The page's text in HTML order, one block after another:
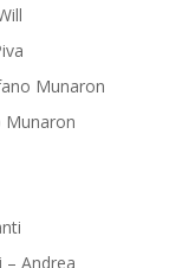
Munaron
Munaron
– Andrea